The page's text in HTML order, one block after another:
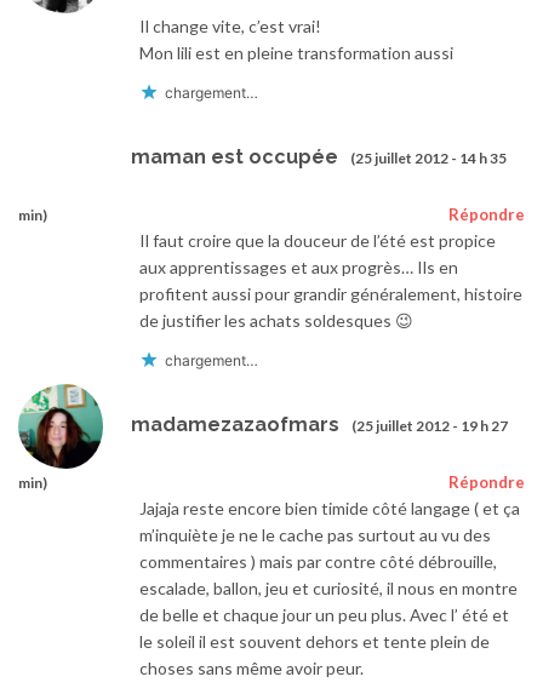
Il change vite, c’est vrai!
Mon lili est en pleine transformation aussi
chargement…
maman est occupée (25 juillet 2012 - 14 h 35
min) Répondre
Il faut croire que la douceur de l’été est propice
aux apprentissages et aux progrès… Ils en
profitent aussi pour grandir généralement, histoire
de justifier les achats soldesques 😉
chargement…
madamezazaofmars (25 juillet 2012 - 19 h 27
min) Répondre
Jajaja reste encore bien timide côté langage ( et ça
m’inquiète je ne le cache pas surtout au vu des
commentaires ) mais par contre côté débrouille,
escalade, ballon, jeu et curiosité, il nous en montre
de belle et chaque jour un peu plus. Avec l’ été et
le soleil il est souvent dehors et tente plein de
choses sans même avoir peur.